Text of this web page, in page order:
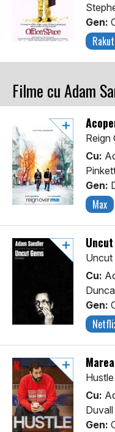
Gen:
Filme cu Adam
Reign
Cu:
Gen:
Max
Uncut
Cu:
Gen:
Hustle
Cu:
Duvall
Gen: